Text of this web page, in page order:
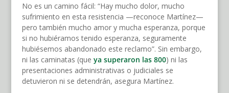
No es un camino fácil: “Hay mucho dolor, mucho
sufrimiento en esta resistencia —reconoce Martínez—
pero también mucho amor y mucha esperanza, porque
si no hubiéramos tenido esperanza, seguramente
hubiésemos abandonado este reclamo”. Sin embargo,
ni las caminatas (que ya superaron las 800) ni las
presentaciones administrativas o judiciales se
detuvieron ni se detendrán, asegura Martínez.